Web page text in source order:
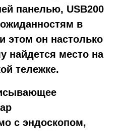
панелью, USB200
в
этом он настолько
найдется место на
тележке.
с эндоскопом,